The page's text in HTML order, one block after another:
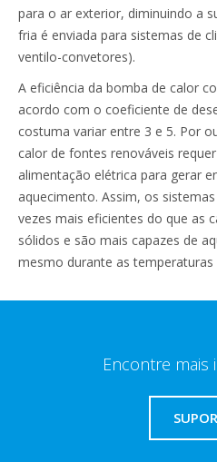
para o ar exterior, diminuindo a
fria é enviada para sistemas de
ventilo-convetores).
A eficiência da bomba de calor
acordo com o coeficiente de
costuma variar entre 3 e 5. Por
calor de fontes renováveis
alimentação elétrica para gerar
aquecimento. Assim, os
vezes mais eficientes do que as
sólidos e são mais capazes de
mesmo durante as temperaturas
Encontre mais